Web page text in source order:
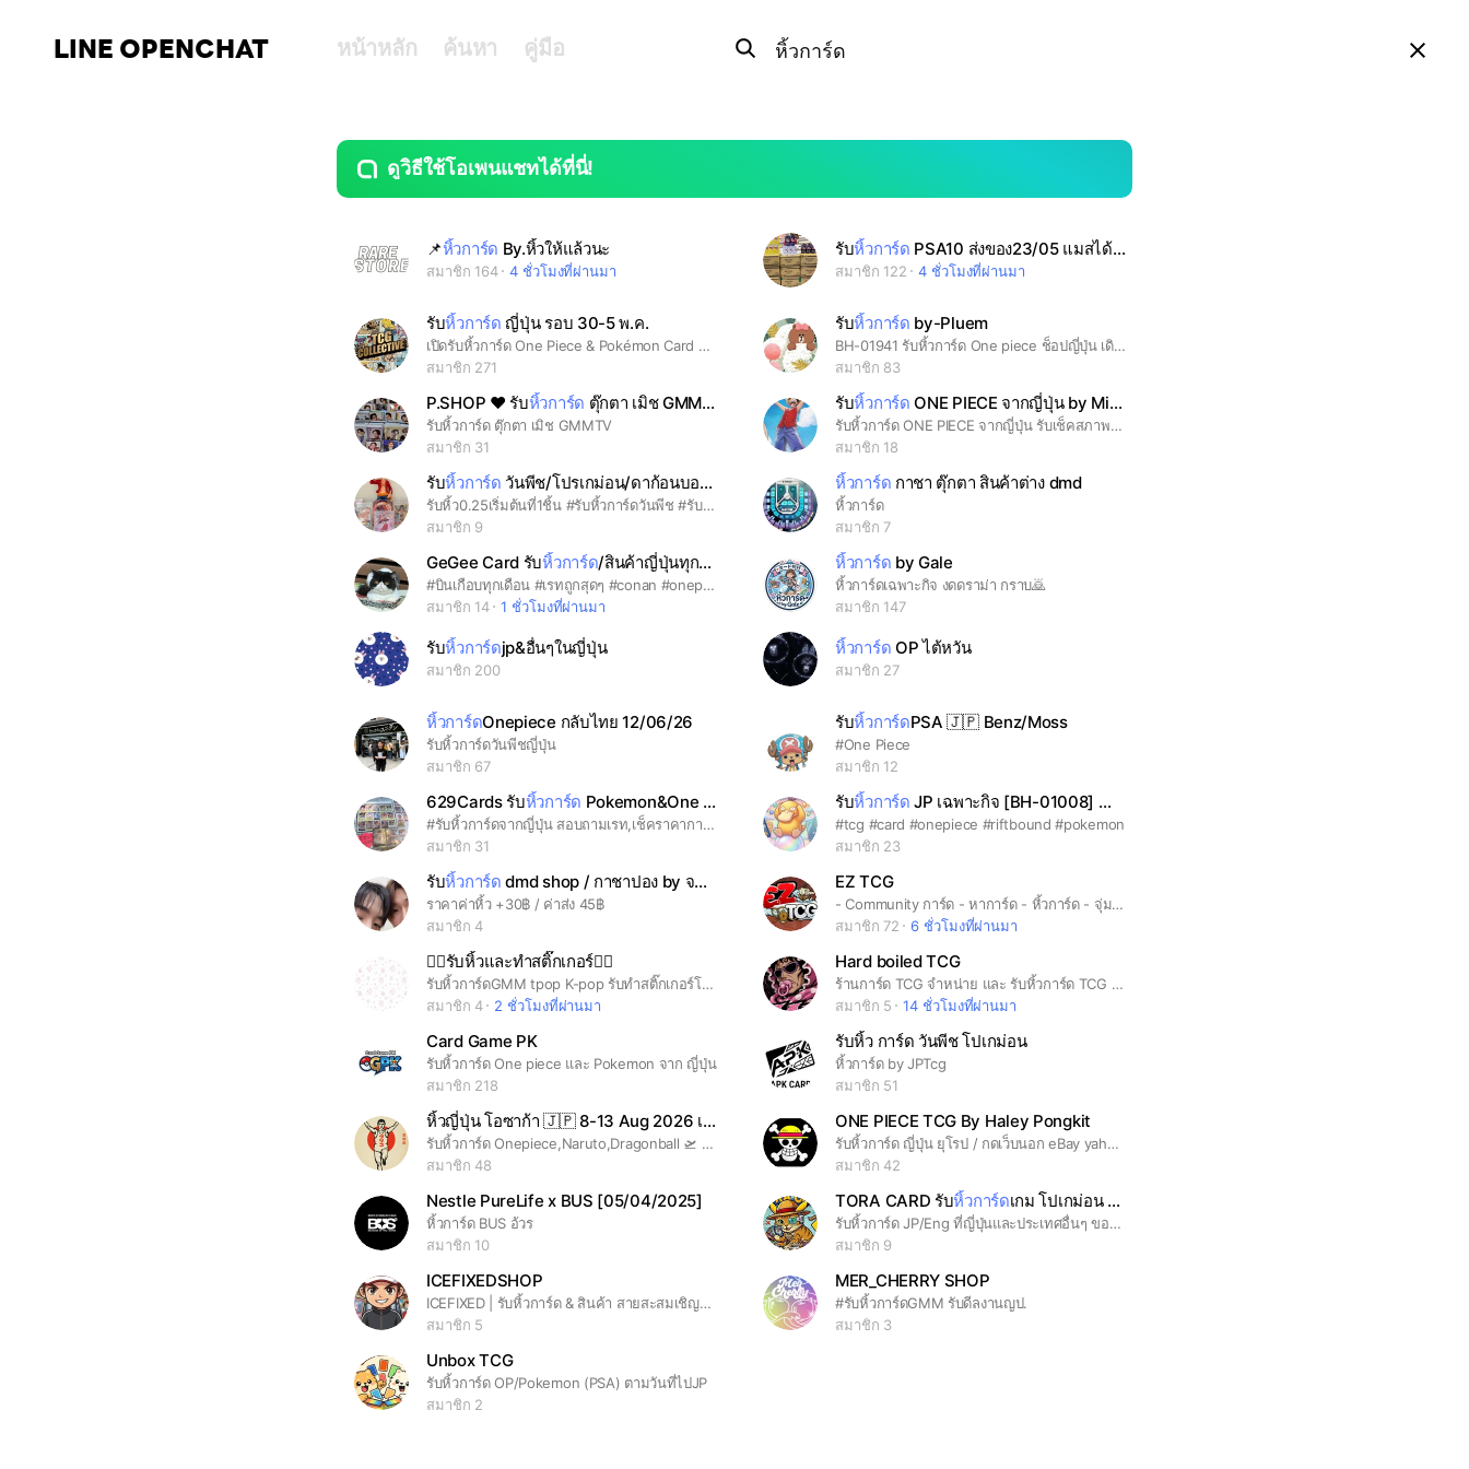
LINE OPENCHAT หน้าหลัก ค้นหา คู่มือ
OpenChats
or
search
area
ดูวิธีใช้โอเพนแชทได้ที่นี่!
📌หิ้วการ์ด By.หิ้วให้แล้วนะ
สมาชิก 164 4 ชั่วโมงที่ผ่านมา
รับหิ้วการ์ด PSA10 ส่งของ23/05 แมสได้ค่า
สมาชิก 122 4 ชั่วโมงที่ผ่านมา
รับหิ้วการ์ด ญี่ปุ่น รอบ 30-5 พ.ค.
เปิดรับหิ้วการ์ด One Piece & Pokémon Card Game จากญี่ปุ่น เรทราคา: 0.20 บาท/เยน ไทม์ไลน์การเดินทาง & รอบสั่งของ: โอซาก้า: 18 - 20 มี.ค. โตเกียว: 21 - 24 มี.ค. ส่ง/นัดรับของ: กทม. 25 มี.ค.
สมาชิก 271
รับหิ้วการ์ด by-Pluem
BH-01941 รับหิ้วการ์ด One piece ช็อปญี่ปุ่น เดินย่าน akihabara วันที่ 29,1,2 เม.ย.-พ.ค. เรท PSA 0.21 ใบ Raw 0.22 โอนบัญชีธนาคาร กรุงไทย ธนริศย์ กุลวัฒน์จิรพล 9897988025 เท่านั้น
สมาชิก 83
P.SHOP ❤️ รับหิ้วการ์ด ตุ๊กตา เมิช GMMTV
รับหิ้วการ์ด ตุ๊กตา เมิช GMMTV
สมาชิก 31
รับหิ้วการ์ด ONE PIECE จากญี่ปุ่น by Mick
รับหิ้วการ์ด ONE PIECE จากญี่ปุ่น รับเช็คสภาพการ์ดคร่าวๆโดยพ่อค้า
สมาชิก 18
รับหิ้วการ์ด วันพีช/โปรเกม่อน/ดาก้อนบอล/นารูโตะ/บลีท
รับหิ้ว0.25เริ่มต้นที่1ชิ้น #รับหิ้วการ์ดวันพีช #รับหิ้วการ์ด #รับหิ้วการ์ดญี่ปุ่น #รับหิ้วการ์ดวันพีช #รับหิ้วโปเกมอนการ์ด #รับหิ้วการ์ดดราก้อนบอล #รับหิ้วการ์ดนารูโตะ #รับพรีออเดอร์การ์ด #พรีการ์ดญี่ปุ่น #หิ้วบูสเตอร์ญี่ปุ่น #รับกดการ์ดญี่ปุ่น #นำเข้าการ์ดแท้ #การ์ดสะสมญี่ปุ่น #ร้านรับหิ้วการ์ด #สายสะสมการ์ด #การ์ดหายากญี่ปุ่น #เปิดบ็อกซ์การ์ด #กล่องสุ่มการ์ด #ตลาดการ์ดสะสม #การ์ดอนิเมะแท้ #สายล่าการ์ดหายาก
สมาชิก 9
หิ้วการ์ด กาชา ตุ๊กตา สินค้าต่าง dmd
หิ้วการ์ด
สมาชิก 7
GeGee Card รับหิ้วการ์ด/สินค้าญี่ปุ่นทุกชนิด
#บินเกือบทุกเดือน #เรทถูกสุดๆ #conan #onepiece #pokemon #gundam #unionarena #ทุกๆอย่างที่อยู่ญี่ปุ่น
สมาชิก 14
1 ชั่วโมงที่ผ่านมา
หิ้วการ์ด by Gale
หิ้วการ์ดเฉพาะกิจ งดดราม่า กราบ🙇
สมาชิก 147
รับหิ้วการ์ดjp&อื่นๆในญี่ปุ่น
สมาชิก 200
หิ้วการ์ด OP ไต้หวัน
สมาชิก 27
หิ้วการ์ดOnepiece กลับไทย 12/06/26
รับหิ้วการ์ดวันพีชญี่ปุ่น
สมาชิก 67
รับหิ้วการ์ดPSA 🇯🇵 Benz/Moss
#One Piece
สมาชิก 12
629Cards รับหิ้วการ์ด Pokemon&One Piece จากญี่ปุ่น
#รับหิ้วการ์ดจากญี่ปุ่น สอบถามเรท,เช็คราคาการ์ดได้
สมาชิก 31
รับหิ้วการ์ด JP เฉพาะกิจ [BH-01008] 😄🙏🏻
#tcg #card #onepiece #riftbound #pokemon
สมาชิก 23
รับหิ้วการ์ด dmd shop / กาชาปอง by จอนอ
ราคาค่าหิ้ว +30฿ / ค่าส่ง 45฿
สมาชิก 4
EZ TCG
- Community การ์ด - หาการ์ด - หิ้วการ์ด - จุ่มการ์ด
สมาชิก 72
6 ชั่วโมงที่ผ่านมา
👉🏻รับหิ้วและทำสติ๊กเกอร์👈🏻
รับหิ้วการ์ดGMM tpop K-pop รับทำสติ๊กเกอร์โมชิไดคัทและอื่นๆ
สมาชิก 4
2 ชั่วโมงที่ผ่านมา
Hard boiled TCG
ร้านการ์ด TCG จำหน่าย และ รับหิ้วการ์ด TCG จากญี่ปุ่น
สมาชิก 5
14 ชั่วโมงที่ผ่านมา
Card Game PK
รับหิ้วการ์ด One piece และ Pokemon จาก ญี่ปุ่น
สมาชิก 218
รับหิ้ว การ์ด วันพีช โปเกม่อน
หิ้วการ์ด by JPTcg
สมาชิก 51
หิ้วญี่ปุ่น โอซาก้า 🇯🇵 8-13 Aug 2026 เรทดีรับของได้ทันทีหลังบิน ⛩️
รับหิ้วการ์ด Onepiece,Naruto,Dragonball 🛫 รอบบิน 8-13 August 🗼 ++ ของอื่นๆหาให้ได้ครับ ขนม รองเท้า on,Salamon, ของใช้อื่นๆ ของสะสม เรทราคาไม่แพงครับ รับของได้เลยหิ้วกลับเอง #หิ้วญี่ปุ่น #รับหิ้วของญี่ปุ่น #onepiece #naruto #dragonball #ของสะสมญี่ปุ่น #ขนมญี่ปุ่น #ของใช้ญี่ปุ่น #osaka #japan #วันพีช #นารุโต๊ะ #หิ้วการ์ด #โมเดลญี่ปุ่น #oncloud #Salomon #flowermountain #รองเท้าญี่ปุ่น #เที่ยวญี่ปุ่น #shopping #ของน่าซื้อญี่ปุ่น
สมาชิก 48
ONE PIECE TCG By Haley Pongkit
รับหิ้วการ์ด ญี่ปุ่น ยุโรป / กดเว็บนอก eBay yahoo snkr mercari amazon
สมาชิก 42
Nestle PureLife x BUS [05/04/2025]
หิ้วการ์ด BUS อ้วร
สมาชิก 10
TORA CARD รับหิ้วการ์ดเกม โปเกม่อน วันพีช อื่นๆ
รับหิ้วการ์ด JP/Eng ที่ญี่ปุ่นและประเทศอื่นๆ ของแท้100% จากต่างประเทศ✅
สมาชิก 9
ICEFIXEDSHOP
​ICEFIXED | รับหิ้วการ์ด & สินค้า สายสะสมเชิญทางนี้ ✨ รับหิ้วการ์ด Pokémon / One Piece และการ์ดสะสมต่างๆ รวมถึงสินค้าแบรนด์สตรีท และเครื่องสำอาง ✅ รับหิ้ว Pack / Box / Single ✅ เช็คสภาพก่อนส่งทุกใบ ✅ ดูแลสินค้าเหมือนของตัวเอง ✅ มั่นใจได้ ของแท้ 100% ทักสอบถามได้เลยครับ 📩
สมาชิก 5
MER_CHERRY SHOP
#รับหิ้วการ์ดGMM รับดีลงานญป.
สมาชิก 3
Unbox TCG
รับหิ้วการ์ด OP/Pokemon (PSA) ตามวันที่ไปJP
สมาชิก 2